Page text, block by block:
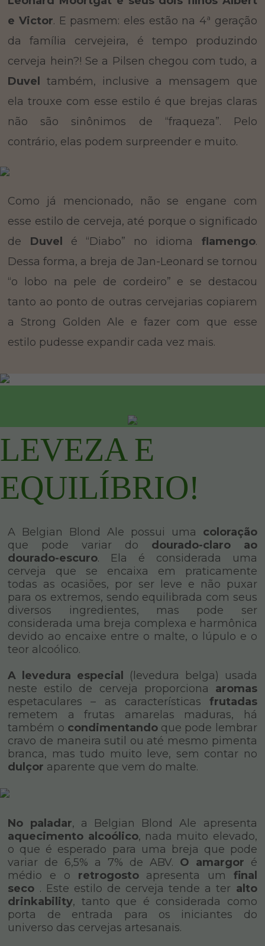
e Victor. E pasmem: eles estão na 4ª geração
da família cervejeira, é tempo produzindo
cerveja hein?! Se a Pilsen chegou com tudo, a
Duvel
também, inclusive a mensagem que
ela trouxe com esse estilo é que brejas claras
não são sinônimos de “fraqueza”. Pelo
contrário, elas podem surpreender e muito.
Como já mencionado, não se engane com
esse estilo de cerveja, até porque o significado
de Duvel é “Diabo” no idioma flamengo.
Dessa forma, a breja de Jan-Leonard se tornou
“o lobo na pele de cordeiro” e se destacou
tanto ao ponto de outras cervejarias copiarem
a Strong Golden Ale e fazer com que esse
estilo pudesse expandir cada vez mais.
LEVEZA E
EQUILÍBRIO!
A Belgian Blond Ale possui uma coloração
que pode variar do dourado-claro ao
dourado-escuro. Ela é considerada uma
cerveja que se encaixa em praticamente
todas as ocasiões, por ser leve e não puxar
para os extremos, sendo equilibrada com seus
diversos ingredientes, mas pode ser
considerada uma breja complexa e harmônica
devido ao encaixe entre o malte, o lúpulo e o
teor alcoólico.
A levedura especial (levedura belga) usada
neste estilo de cerveja proporciona aromas
espetaculares – as características frutadas
remetem a frutas amarelas maduras, há
também o condimentandoque pode lembrar
cravo de maneira sutil ou até mesmo pimenta
branca, mas tudo muito leve, sem contar no
dulçor aparente que vem do malte.
No paladar, a Belgian Blond Ale apresenta
aquecimento alcoólico, nada muito elevado,
o que é esperado para uma breja que pode
variar de 6,5% a 7% de ABV. O amargor é
médio e o retrogostoapresenta um final
seco . Este estilo de cerveja tende a ter alto
drinkability, tanto que é considerada como
porta de entrada para os iniciantes do
universo das cervejas artesanais.